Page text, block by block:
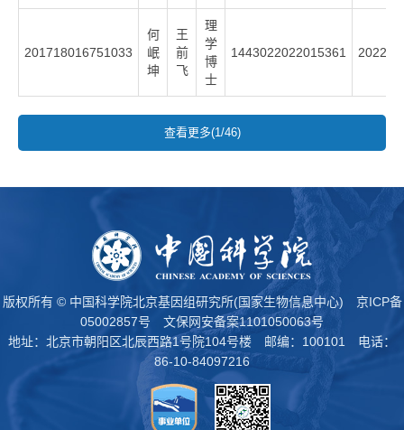
201718016751033
何
岷
坤
王
前
飞
理
学
博
士
1443022022015361 2022
查看更多(1/46)
版权所有 © 中国科学院北京基因组研究所(国家生物信息中心) 京ICP备
05002857号
文保网安备案1101050063号
地址：北京市朝阳区北辰西路1号院104号楼 邮编：100101 电话：
86-10-84097216